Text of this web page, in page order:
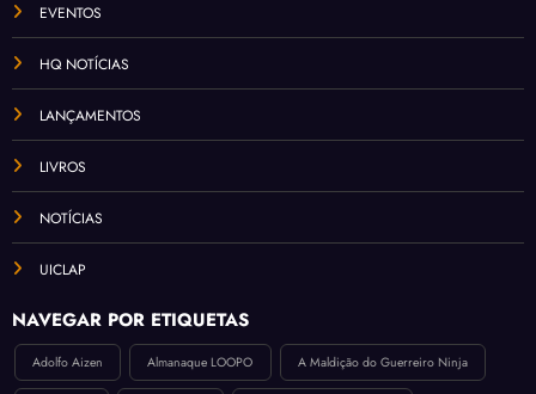
EVENTOS
HQ NOTÍCIAS
LANÇAMENTOS
LIVROS
NOTÍCIAS
UICLAP
NAVEGAR POR ETIQUETAS
Adolfo Aizen Almanaque LOOPO A Maldição do Guerreiro Ninja